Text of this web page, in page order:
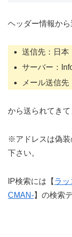
ヘッダー情報か
送信先：日本
サーバー：
メール送信
から送られてきて
※アドレスは偽装
下さい。
IP検索には【 ラッ
CMAN-】の検索